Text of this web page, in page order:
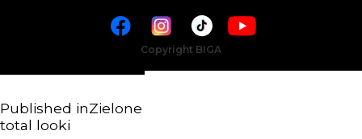
Copyright BIGA
Published inZielone
total looki